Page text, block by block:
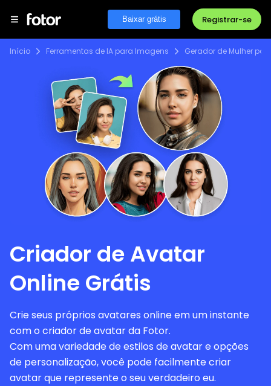
Baixar grátis Registrar-se
Início Ferramentas de IA para Imagens Gerador de Mulher por
Criador de Avatar
Online Grátis
Crie seus próprios avatares online em um instante
com o criador de avatar da Fotor.
Com uma variedade de estilos de avatar e opções
de personalização, você pode facilmente criar
avatar que represente o seu verdadeiro eu.